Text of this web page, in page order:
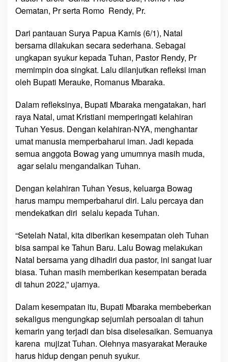
,
u
p
a
i
e
r
a
u
k
e
‘
h
n
i
t
u
D
h
s
y
a
t
Oematan, Pr serta Romo Rendy, Pr.
Dari pantauan Surya Papua Kamis (6/1), Natal
bersama dilakukan secara sederhana. Sebagai
ungkapan syukur kepada Tuhan, Pastor Rendy, Pr
memimpin doa singkat. Lalu dilanjutkan refleksi iman
oleh Bupati Merauke, Romanus Mbaraka.
Dalam refleksinya, Bupati Mbaraka mengatakan, hari
raya Natal, umat Kristiani memperingati kelahiran
Tuhan Yesus. Dengan kelahiran-NYA, menghantar
umat manusia memperbaharui iman. Jadi kepada
semua anggota Bowag yang umumnya masih muda,
agar selalu mengandalkan Tuhan.
Dengan kelahiran Tuhan Yesus, keluarga Bowag
harus mampu memperbaharui diri. Lalu percaya dan
mendekatkan diri selalu kepada Tuhan.
“Setelah Natal, kita diberikan kesempatan oleh Tuhan
bisa sampai ke Tahun Baru. Lalu Bowag melakukan
Natal bersama yang dihadiri dua pastor, ini sangat luar
biasa. Tuhan masih memberikan kesempatan berada
di tahun 2022,” ujarnya.
Dalam kesempatan itu, Bupati Mbaraka membeberkan
sekaligus mengungkap sejumlah persoalan di tahun
kemarin yang terjadi dan bisa diselesaikan. Semuanya
karena mujizat Tuhan. Olehnya masyarakat Merauke
harus hidup dengan penuh syukur.